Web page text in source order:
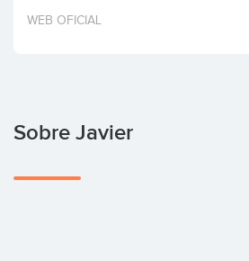
Invertir
WEB OFICIAL
Sobre Javier